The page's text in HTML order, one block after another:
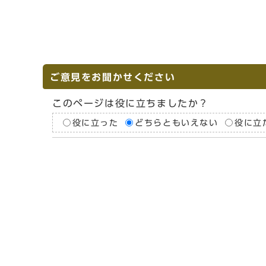
ご意見をお聞かせください
このページは役に立ちましたか？
役に立った どちらともいえない 役に立